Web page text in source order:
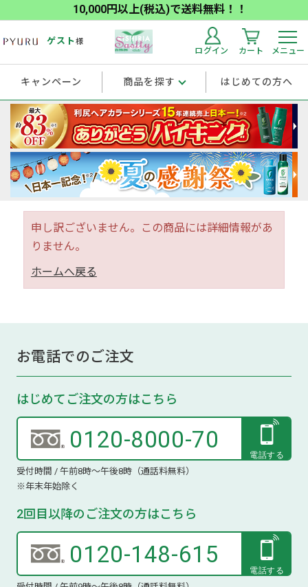
10,000円以上(税込)で送料無料！！
ゲスト様
ログイン カート メニュー
キャンペーン 商品を探す はじめての方へ
申し訳ございません。この商品には詳細情報があ
りません。
ホームへ戻る
お電話でのご注文
はじめてご注文の方はこちら
0120-8000-70
受付時間 / 午前8時～午後8時（通話料無料）
※年末年始除く
2回目以降のご注文の方はこちら
0120-148-615